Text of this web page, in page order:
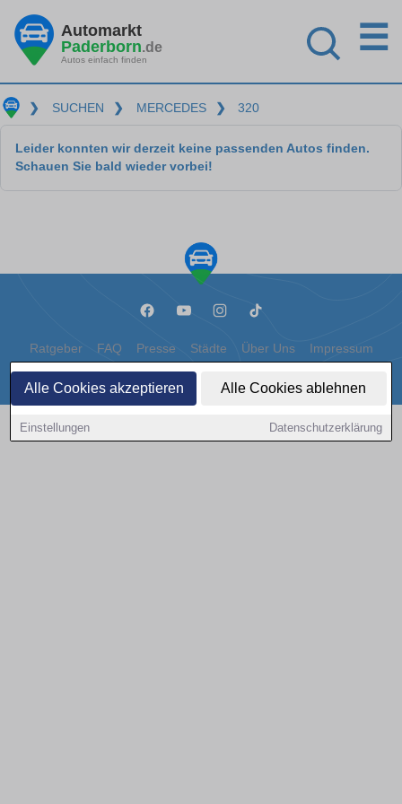
Alle Cookies akzeptieren Alle Cookies ablehnen
Einstellungen Datenschutzerklärung
Automarkt
Paderborn.de
Autos einfach finden
☰
❯ SUCHEN ❯ MERCEDES ❯ 320
Leider konnten wir derzeit keine passenden Autos finden.
Schauen Sie bald wieder vorbei!
Ratgeber FAQ Presse Städte Über Uns Impressum
Datenschutz Cookies
Copyright © 2000 - 2026 | 1A Infosysteme GmbH | Content by: 1a-sites-autos